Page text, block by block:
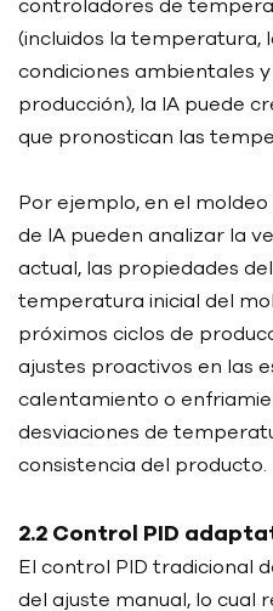
controladores de
(incluidos la temperatura,
condiciones ambientales
producción), la IA puede
que pronostican las
Por ejemplo, en el
de IA pueden analizar la
actual, las propiedades
temperatura inicial del
próximos ciclos de
ajustes proactivos en las
calentamiento o
desviaciones de
consistencia del producto.
2.2 Control PID
El control PID tradicional
del ajuste manual, lo cual